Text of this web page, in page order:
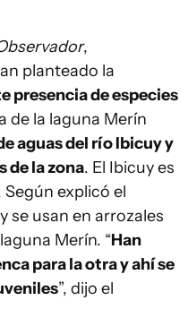
,
planteado la
presencia de especies
de la laguna Merín
aguas del río Ibicuy y
de la zona. El Ibicuy es
explicó el
se usan en arrozales
Merín. “Han
para la otra y ahí se
”, dijo el